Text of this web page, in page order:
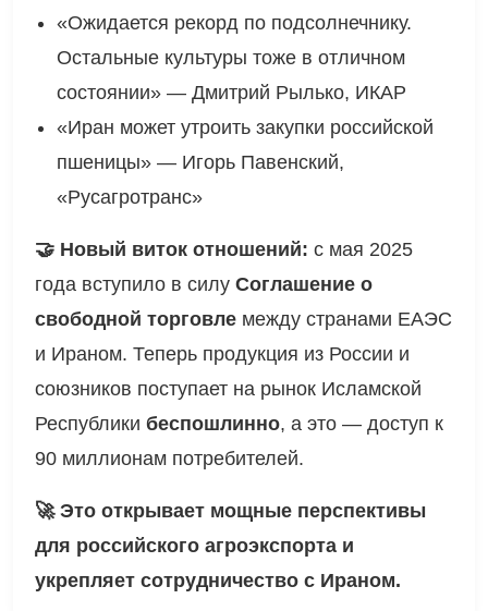
«Рексофт»
«Ожидается рекорд по подсолнечнику.
Остальные культуры тоже в отличном
состоянии» — Дмитрий Рылько, ИКАР
«Иран может утроить закупки российской
пшеницы» — Игорь Павенский,
🤝 Новый виток отношений:с мая 2025
года вступило в силуСоглашение о
свободной торговлемежду странами ЕАЭС
и Ираном. Теперь продукция из России и
союзников поступает на рынок Исламской
Республикибеспошлинно, а это — доступ к
🚀 Это открывает мощные перспективы
для российского агроэкспорта и